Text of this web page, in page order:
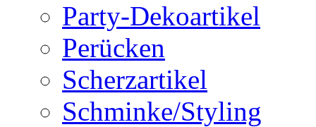
Party-Dekoartikel
Perücken
Scherzartikel
Schminke/Styling